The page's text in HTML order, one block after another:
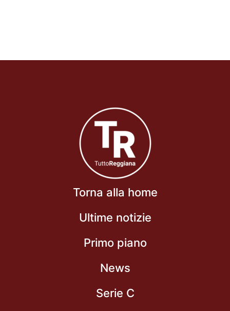
Torna alla home
Ultime notizie
Primo piano
News
Serie C